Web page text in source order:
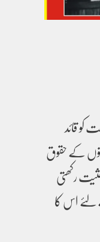
اسمبلی میں 11اگست کو قائد
کے حقوق
رکھتی
اس کا